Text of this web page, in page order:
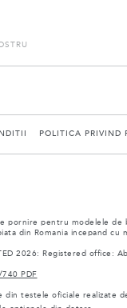
POLITICA PRIVIND
pornire pentru modelele de
din Romania incepand cu
2026: Registered office:
740 PDF
din testele oficiale realizate